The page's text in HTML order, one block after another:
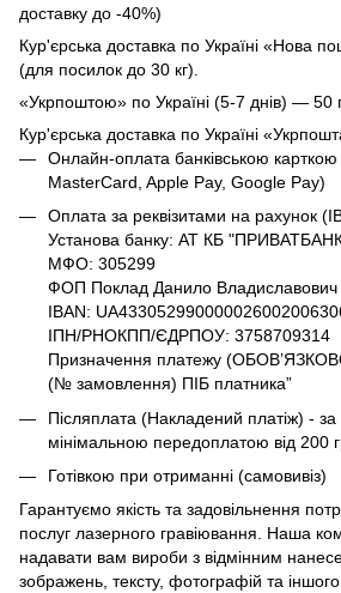
доставку до -40%)
Кур'єрська доставка по Україні «Нова
(для посилок до 30 кг).
«Укрпоштою» по Україні (5-7 днів) — 50
Кур'єрська доставка по Україні
Онлайн-оплата банківською
MasterCard, Apple Pay, Google Pay)
Оплата за реквізитами на рахунок
Установа банку: АТ КБ
МФО: 305299
ФОП Поклад Данило Владиславович
IBAN:
ІПН/РНОКПП/ЄДРПОУ: 3758709314
Призначення платежу
(№ замовлення) ПІБ платника”
Післяплата (Накладений платіж) - за
мінімальною передоплатою від 200
Готівкою при отриманні (самовивіз)
Гарантуємо якість та задовільнення
послуг лазерного гравіювання. Наша
надавати вам вироби з відмінним
зображень, тексту, фотографій та